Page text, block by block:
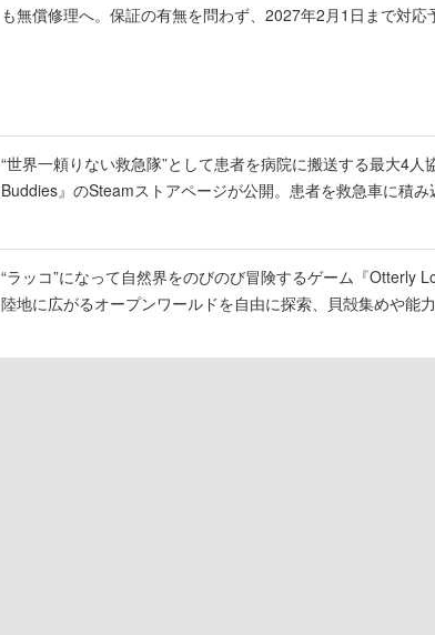
も無償修理へ。保証の有無を問わず、2027年2月1日まで対応
“世界一頼りない救急隊”として患者を病院に搬送する最大4
Buddies』のSteamストアページが公開。患者を救急車に積
“ラッコ”になって自然界をのびのび冒険するゲーム『Otterly
陸地に広がるオープンワールドを自由に探索、貝殻集めや能